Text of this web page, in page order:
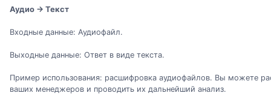
Аудио → Текст
Входные данные: Аудиофайл.
Выходные данные: Ответ в виде текста.
Пример использования: расшифровка аудиофайлов. Вы можете
ваших менеджеров и проводить их дальнейший анализ.